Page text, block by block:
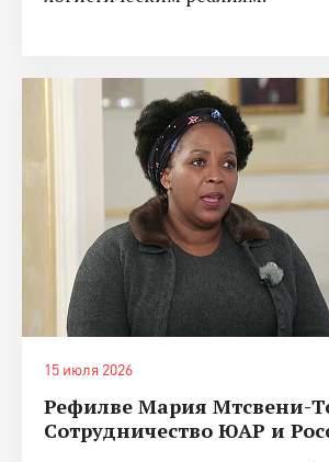
15 июля 2026
Рефилве Мария Мтсвени-
Сотрудничество ЮАР и